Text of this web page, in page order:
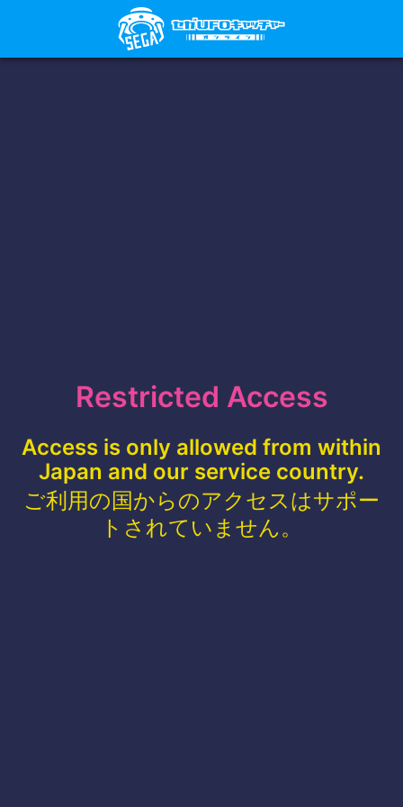
Restricted Access
Access is only allowed from within
Japan and our service country.
ご利用の国からのアクセスはサポー
トされていません。